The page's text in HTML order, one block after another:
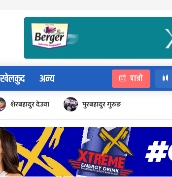
खेलकुद अन्य पात्रो
शेरबहादुर देउवा पुरबहादुर गुरुङ